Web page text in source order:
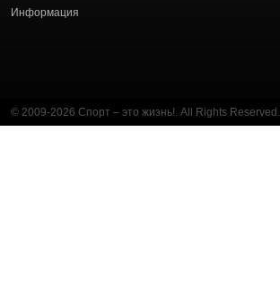
Информация
© 2009-2026 Спорт – это жизнь!. All Rights Reserved.